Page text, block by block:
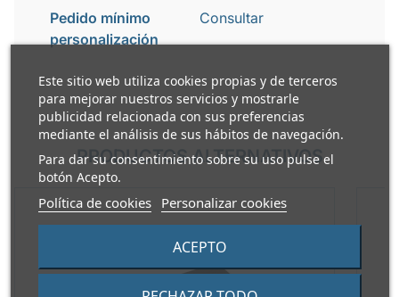
Este sitio web utiliza cookies propias y de terceros
para mejorar nuestros servicios y mostrarle
publicidad relacionada con sus preferencias
mediante el análisis de sus hábitos de navegación.
Para dar su consentimiento sobre su uso pulse el
botón Acepto.
Política de cookies Personalizar cookies
ACEPTO
Pedido mínimo
personalización
Consultar
PRODUCTOS ALTERNATIVOS